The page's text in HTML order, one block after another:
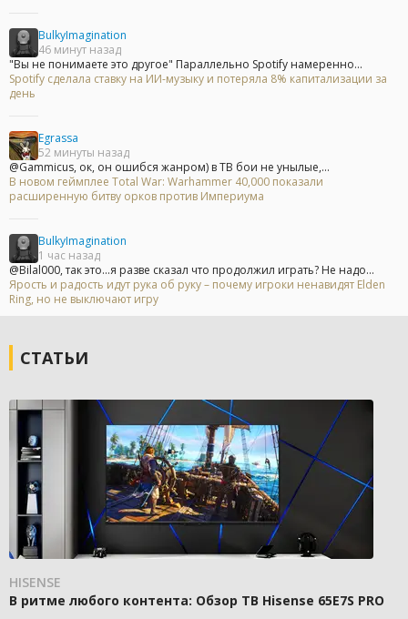
BulkyImagination
46 минут назад
"Вы не понимаете это другое" Параллельно Spotify намеренно...
Spotify сделала ставку на ИИ-музыку и потеряла 8% капитализации за
день
Egrassa
52 минуты назад
@Gammicus, ок, он ошибся жанром) в ТВ бои не унылые,...
В новом геймплее Total War: Warhammer 40,000 показали
расширенную битву орков против Империума
BulkyImagination
1 час назад
@Bilal000, так это...я разве сказал что продолжил играть? Не надо...
Ярость и радость идут рука об руку – почему игроки ненавидят Elden
Ring, но не выключают игру
СТАТЬИ
HISENSE
В ритме любого контента: Обзор ТВ Hisense 65E7S PRO